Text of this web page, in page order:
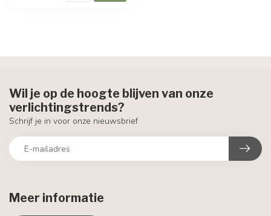
Meer informatie
Wil je op de hoogte blijven van onze
verlichtingstrends?
Schrijf je in voor onze nieuwsbrief